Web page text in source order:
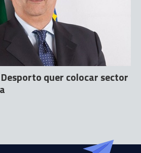
quer colocar sector